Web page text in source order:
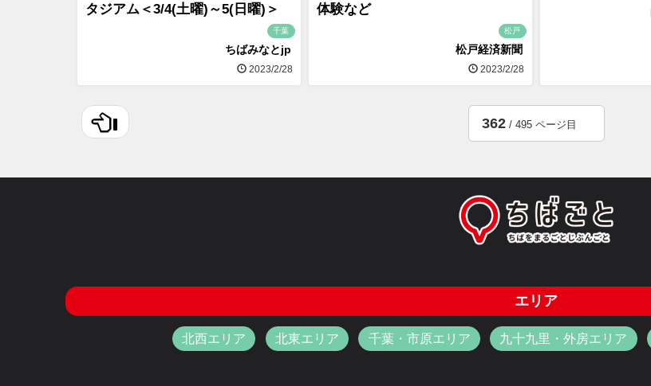
タジアム＜3/4(土曜)～5(日曜)＞
千葉
ちばみなとjp
2023/2/28
体験など
松戸
松戸経済新聞
2023/2/28
362/ 495 ページ目
エリア
北西エリア 北東エリア 千葉・市原エリア 九十九里・外房エリア